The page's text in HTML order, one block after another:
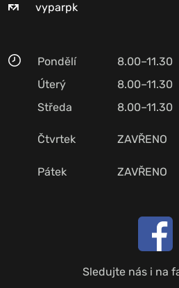
vyparpk
Pondělí 8.00–11.30
Úterý
8.00–11.30
Středa
8.00–11.30
Čtvrtek ZAVŘENO
Pátek
ZAVŘENO
Sledujte nás i na